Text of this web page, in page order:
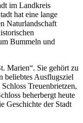
im Landkreis
hat eine lange
Naturlandschaft
Bummeln und
Marien“. Sie gehört zu
beliebtes Ausflugsziel
Treuenbrietzen,
beherbergt heute
Geschichte der Stadt